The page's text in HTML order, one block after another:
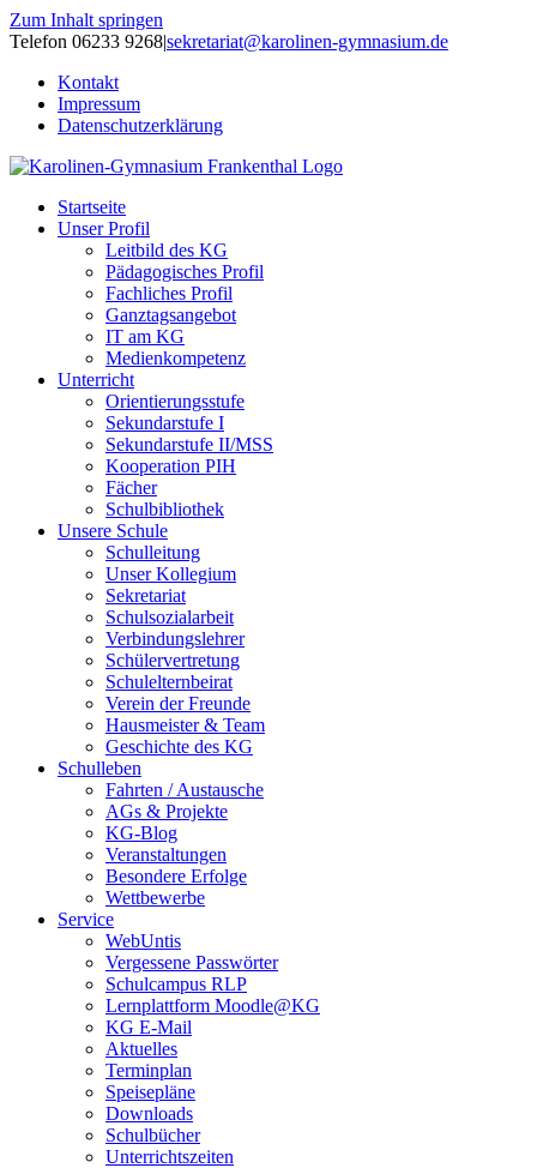
Zum Inhalt springen
Telefon 06233 9268|sekretariat@karolinen-gymnasium.de
Kontakt
Impressum
Datenschutzerklärung
Startseite
Unser Profil
Leitbild des KG
Pädagogisches Profil
Fachliches Profil
Ganztagsangebot
IT am KG
Medienkompetenz
Unterricht
Orientierungsstufe
Sekundarstufe I
Sekundarstufe II/MSS
Kooperation PIH
Fächer
Schulbibliothek
Unsere Schule
Schulleitung
Unser Kollegium
Sekretariat
Schulsozialarbeit
Verbindungslehrer
Schülervertretung
Schulelternbeirat
Verein der Freunde
Hausmeister & Team
Geschichte des KG
Schulleben
Fahrten / Austausche
AGs & Projekte
KG-Blog
Veranstaltungen
Besondere Erfolge
Wettbewerbe
Service
WebUntis
Vergessene Passwörter
Schulcampus RLP
Lernplattform Moodle@KG
KG E-Mail
Aktuelles
Terminplan
Speisepläne
Downloads
Schulbücher
Unterrichtszeiten